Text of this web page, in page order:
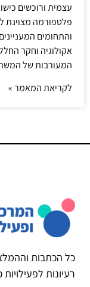
עצמית ורוכשים
פלטפורמה מצוינת
והתחומים
אקולוגיה וחקר
המעורבות של
לקריאת המאמר »
כל הכתבות
רעיונות